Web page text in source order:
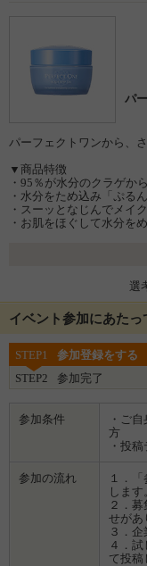
パ
パーフェクトワンから、
▼商品特徴
・95％が水分のクラゲか
・水分をため込み「ぷる
・スーッとなじんでメイ
・お肌をほぐして水分を
選
イベント参加にあたっ
STEP1
参加登録をする
STEP2
参加完了
参加条件
・ご
方
・投
参加の流れ
１．
します
２．
せがあ
３．企
４．
て投稿